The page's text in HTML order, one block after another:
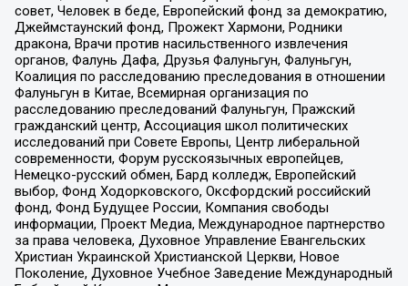
совет, Человек в беде, Европейский фонд за демократию,
Джеймстаунский фонд, Прожект Хармони, Родники
дракона, Врачи против насильственного извлечения
органов, Фалунь Дафа, Друзья Фалуньгун, Фалуньгун,
Коалиция по расследованию преследования в отношении
Фалуньгун в Китае, Всемирная организация по
расследованию преследований Фалуньгун, Пражский
гражданский центр, Ассоциация школ политических
исследований при Совете Европы, Центр либеральной
современности, Форум русскоязычных европейцев,
Немецко-русский обмен, Бард колледж, Европейский
выбор, Фонд Ходорковского, Оксфордский российский
фонд, Фонд Будущее России, Компания свободы
информации, Проект Медиа, Международное партнерство
за права человека, Духовное Управление Евангельских
Христиан Украинской Христианской Церкви, Новое
Поколение, Духовное Учебное Заведение Международный